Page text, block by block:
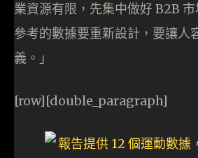
業資源有限，先集中做好 B2B
參考的數據要重新設計，要讓人
義。」
[row][double_paragraph]